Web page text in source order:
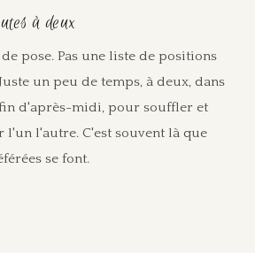
à deux
pose. Pas une liste de positions
un peu de temps, à deux, dans
d'après-midi, pour souffler et
l'un l'autre. C'est souvent là que
se font.